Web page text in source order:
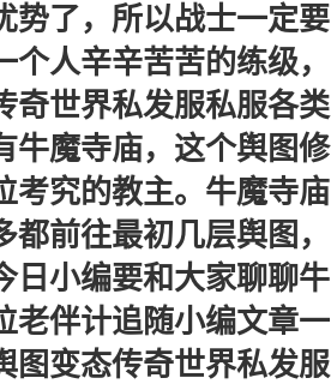
势了，所以战士一定要
人辛辛苦苦的练级，
奇世界私发服私服各类
牛魔寺庙，这个舆图修
考究的教主。牛魔寺庙
前往最初几层舆图，
日小编要和大家聊聊牛
伴计追随小编文章一
图变态传奇世界私发服